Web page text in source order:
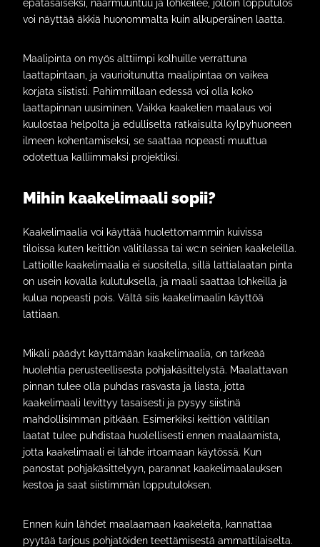
epätasaiseksi, naarmuuntuu ja lohkeilee, jolloin lopputulos
voi näyttää äkkiä huonommalta kuin alkuperäinen laatta.
Maalipinta on myös alttiimpi kolhuille verrattuna
laattapintaan, ja vaurioitunutta maalipintaa on vaikea
korjata siististi. Pahimmillaan edessä voi olla koko
laattapinnan uusiminen. Vaikka kaakelien maalaus voi
kuulostaa helpolta ja edulliselta ratkaisulta kylpyhuoneen
ilmeen kohentamiseksi, se saattaa nopeasti muuttua
odotettua kalliimmaksi projektiksi.
Mihin kaakelimaali sopii?
Kaakelimaalia voi käyttää huolettomammin kuivissa
tiloissa kuten keittiön välitilassa tai wc:n seinien kaakeleilla.
Lattioille kaakelimaalia ei suositella, sillä lattialaatan pinta
on usein kovalla kulutuksella, ja maali saattaa lohkeilla ja
kulua nopeasti pois. Vältä siis kaakelimaalin käyttöä
lattiaan.
Mikäli päädyt käyttämään kaakelimaalia, on tärkeää
huolehtia perusteellisesta pohjakäsittelystä. Maalattavan
pinnan tulee olla puhdas rasvasta ja liasta, jotta
kaakelimaali levittyy tasaisesti ja pysyy siistinä
mahdollisimman pitkään. Esimerkiksi keittiön välitilan
laatat tulee puhdistaa huolellisesti ennen maalaamista,
jotta kaakelimaali ei lähde irtoamaan käytössä. Kun
panostat pohjakäsittelyyn, parannat kaakelimaalauksen
kestoa ja saat siistimmän lopputuloksen.
Ennen kuin lähdet maalaamaan kaakeleita, kannattaa
pyytää tarjous pohjatöiden teettämisestä ammattilaiselta.